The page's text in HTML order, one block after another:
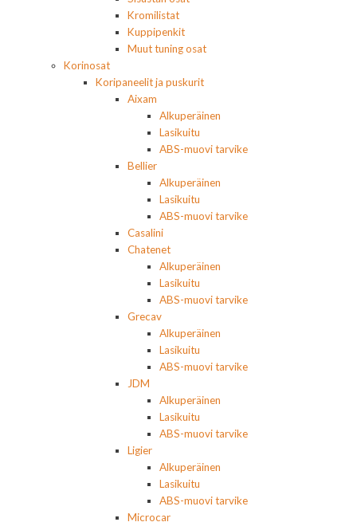
Kromilistat
Kuppipenkit
Muut tuning osat
Korinosat
Koripaneelit ja puskurit
Aixam
Alkuperäinen
Lasikuitu
ABS-muovi tarvike
Bellier
Alkuperäinen
Lasikuitu
ABS-muovi tarvike
Casalini
Chatenet
Alkuperäinen
Lasikuitu
ABS-muovi tarvike
Grecav
Alkuperäinen
Lasikuitu
ABS-muovi tarvike
JDM
Alkuperäinen
Lasikuitu
ABS-muovi tarvike
Ligier
Alkuperäinen
Lasikuitu
ABS-muovi tarvike
Microcar